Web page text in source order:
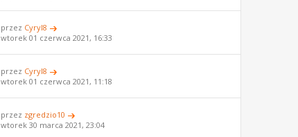
przez Cyryl8
wtorek 01 czerwca 2021, 16:33
przez Cyryl8
wtorek 01 czerwca 2021, 11:18
przez zgredzio10
wtorek 30 marca 2021, 23:04